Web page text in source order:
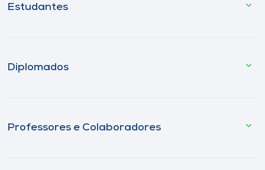
Estudantes
Diplomados
Professores e Colaboradores